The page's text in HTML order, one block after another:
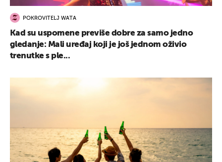
POKROVITELJ WATA
Kad su uspomene previše dobre za samo jedno
gledanje: Mali uređaj koji je još jednom oživio
trenutke s ple...